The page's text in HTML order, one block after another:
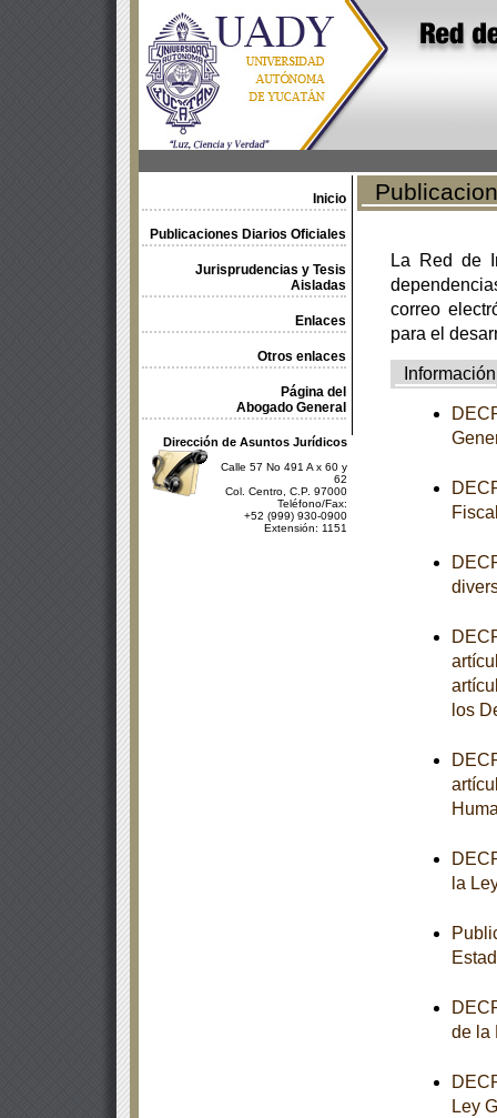
Inicio
Publicaciones Diarios Oficiales
Jurisprudencias y Tesis
Aisladas
Enlaces
Otros enlaces
Página del
Abogado General
Dirección de Asuntos Jurídicos
Calle 57 No 491 A x 60 y
62
Col. Centro, C.P. 97000
Teléfono/Fax:
+52 (999) 930-0900
Extensión: 1151
La Red de
correo
para el
Información
los
la
de la
Ley